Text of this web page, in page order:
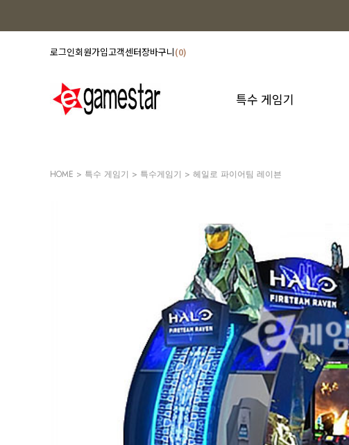
로그인회원가입고객센터장바구니 0
특수 게임기
HOME > 특수 게임기 > 특수게임기 > 헤일로 파이어팀 레이븐